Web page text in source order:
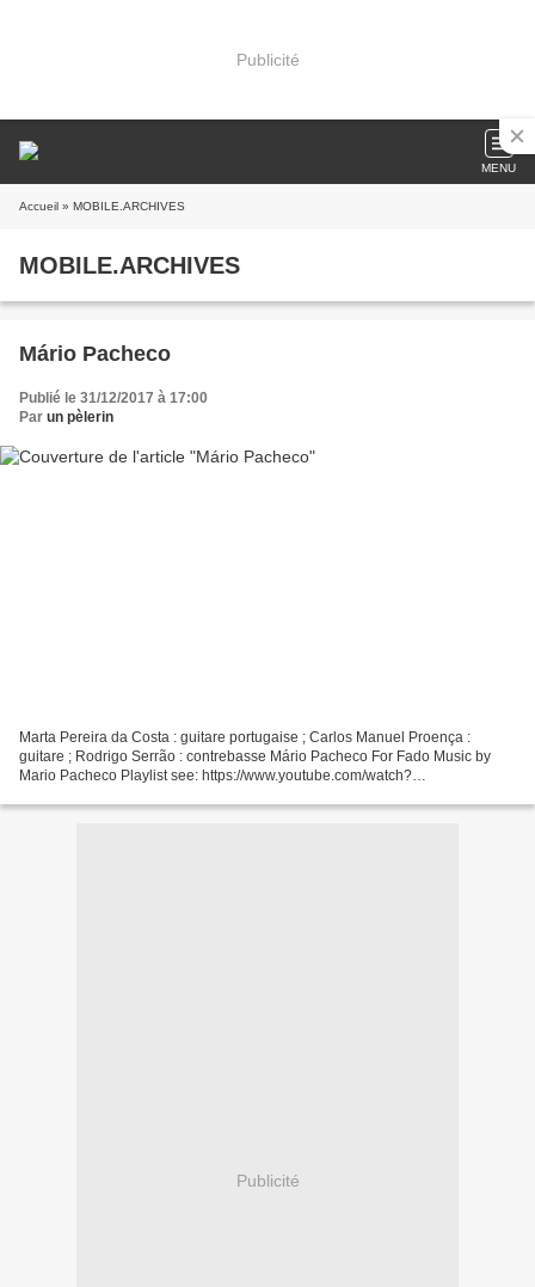
Publicité
MENU
Accueil » MOBILE.ARCHIVES
MOBILE.ARCHIVES
Mário Pacheco
Publié le 31/12/2017 à 17:00
Par un pèlerin
Marta Pereira da Costa : guitare portugaise ; Carlos Manuel Proença :
guitare ; Rodrigo Serrão : contrebasse Mário Pacheco For Fado Music by
Mario Pacheco Playlist see: https://www.youtube.com/watch?
Palácio...
Publicité